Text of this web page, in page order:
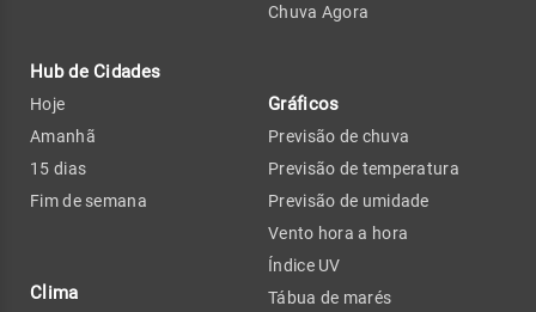
Hub de Cidades
Hoje
Amanhã
15 dias
Fim de semana
Clima
Chuva Agora
Gráficos
Previsão de chuva
Previsão de temperatura
Previsão de umidade
Vento hora a hora
Índice UV
Tábua de marés